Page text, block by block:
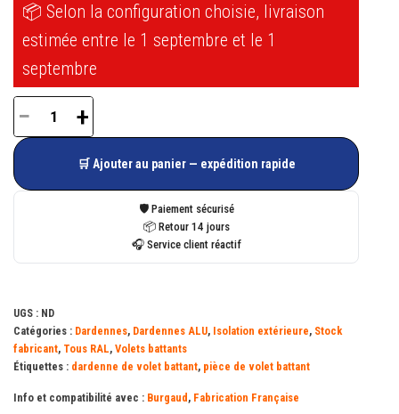
📦 Selon la configuration choisie, livraison
estimée entre le 1 septembre et le 1
septembre
quantité
de
Dardenne
composite
surmoulée
65
mm
− +
🛒 Ajouter au panier — expédition rapide
🛡️ Paiement sécurisé
📦 Retour 14 jours
🎧 Service client réactif
UGS : ND
Catégories : Dardennes, Dardennes ALU, Isolation extérieure, Stock
fabricant, Tous RAL, Volets battants
Étiquettes : dardenne de volet battant, pièce de volet battant
Info et compatibilité avec : Burgaud , Fabrication Française